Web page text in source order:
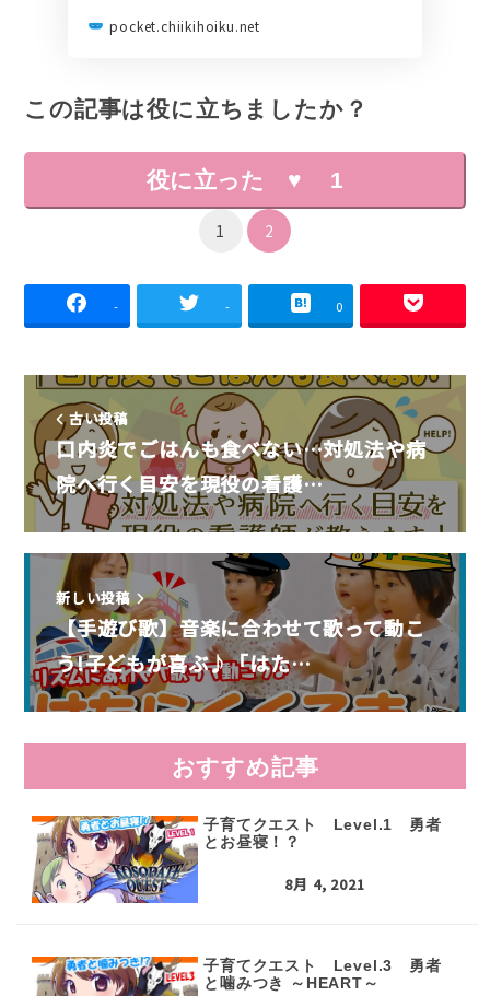
pocket.chiikihoiku.net
この記事は役に立ちましたか？
役に立った ♥ 1
1 2
- - 0
古い投稿
口内炎でごはんも食べない…対処法や病
院へ行く目安を現役の看護…
新しい投稿
【手遊び歌】音楽に合わせて歌って動こ
う!子どもが喜ぶ♪「はた…
おすすめ記事
子育てクエスト Level.1 勇者
とお昼寝！？
8月 4, 2021
子育てクエスト Level.3 勇者
と噛みつき ～HEART～